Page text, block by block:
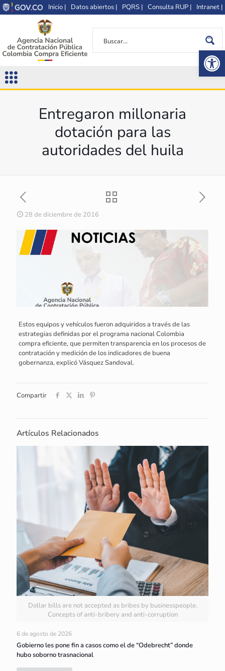
Inicio | Datos abiertos | PQRS | Consulta RUP | Intranet |
Entregaron millonaria
dotación para las
autoridades del huila
28 de diciembre de 2016
Estos equipos y vehículos fueron adquiridos a través de las
estrategias definidas por el programa nacional Colombia
compra eficiente, que permiten transparencia en los procesos de
contratación y medición de los indicadores de buena
gobernanza, explicó Vásquez Sandoval.
Compartir
Artículos Relacionados
Dollar bills are not accepted as bribes by businesspeople.
Concepts of anti-bribery and anti-corruption
6 de agosto de 2026
Gobierno les pone fin a casos como el de “Odebrecht” donde
hubo soborno trasnacional